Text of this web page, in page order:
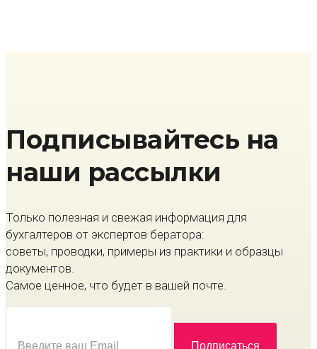
Подписывайтесь на
наши рассылки
Только полезная и свежая информация для
бухгалтеров от экспертов бератора:
советы, проводки, примеры из практики и образцы
документов.
Самое ценное, что будет в вашей почте.